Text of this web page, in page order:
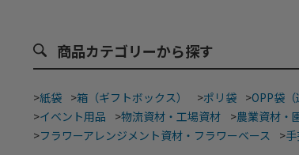
商品カテゴリーから探す
>紙袋 >箱（ギフトボックス） >ポリ袋 >OPP袋（
>イベント用品 >物流資材・工場資材 >農業資材・
>フラワーアレンジメント資材・フラワーベース >